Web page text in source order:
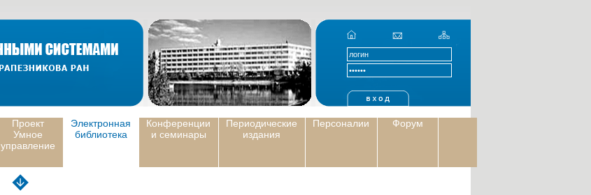
Проект
Умное
управление
Электронная
библиотека
Конференции
и семинары
Периодические
издания
Персоналии Форум